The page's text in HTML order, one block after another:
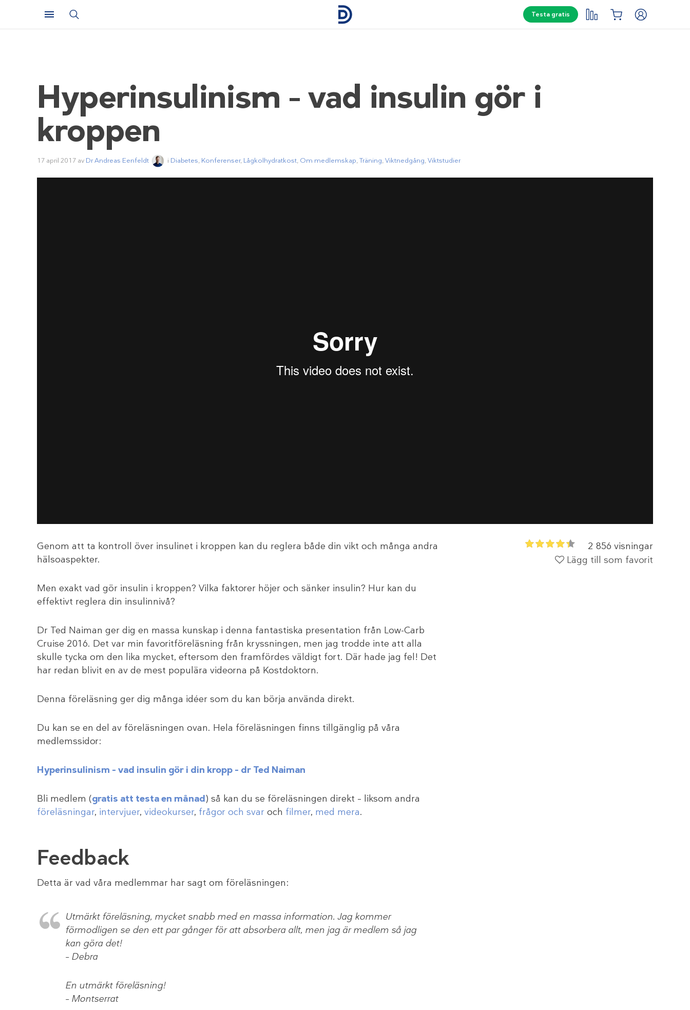
Testa gratis
Hyperinsulinism – vad insulin gör i
kroppen
17 april 2017 av Dr Andreas Eenfeldt i Diabetes, Konferenser, Lågkolhydratkost, Om medlemskap,Träning,Viktnedgång,Viktstudier
2 856 visningar
Lägg till som favorit
Genom att ta kontroll över insulinet i kroppen kan du reglera både din vikt och många andra
hälsoaspekter.
Men exakt vad gör insulin i kroppen? Vilka faktorer höjer och sänker insulin? Hur kan du
effektivt reglera din insulinnivå?
Dr Ted Naiman ger dig en massa kunskap i denna fantastiska presentation från Low-Carb
Cruise 2016. Det var min favoritföreläsning från kryssningen, men jag trodde inte att alla
skulle tycka om den lika mycket, eftersom den framfördes väldigt fort. Där hade jag fel! Det
har redan blivit en av de mest populära videorna på Kostdoktorn.
Denna föreläsning ger dig många idéer som du kan börja använda direkt.
Du kan se en del av föreläsningen ovan. Hela föreläsningen finns tillgänglig på våra
medlemssidor:
Hyperinsulinism – vad insulin gör i din kropp – dr Ted Naiman
Bli medlem (gratis att testa en månad) så kan du se föreläsningen direkt – liksom andra
föreläsningar, intervjuer, videokurser, frågor och svar och filmer, med mera.
Feedback
Detta är vad våra medlemmar har sagt om föreläsningen:
Utmärkt föreläsning, mycket snabb med en massa information. Jag kommer
förmodligen se den ett par gånger för att absorbera allt, men jag är medlem så jag
kan göra det!
– Debra
En utmärkt föreläsning!
– Montserrat